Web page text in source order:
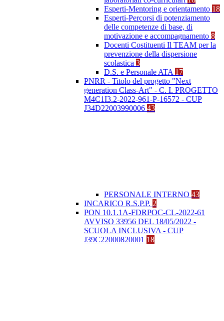
Esperti-Mentoring e orientamento 18
Esperti-Percorsi di potenziamento
delle competenze di base, di
motivazione e accompagnamento 8
Docenti Costituenti Il TEAM per la
prevenzione della dispersione
scolastica 3
D.S. e Personale ATA 17
PNRR - Titolo del progetto "Next
generation Class-Art" - C. I. PROGETTO
M4C1I3.2-2022-961-P-16572 - CUP
J34D22003990006 43
PERSONALE INTERNO 43
INCARICO R.S.P.P. 2
PON 10.1.1A-FDRPOC-CL-2022-61
AVVISO 33956 DEL 18/05/2022 -
SCUOLA INCLUSIVA - CUP
J39C22000820001 18